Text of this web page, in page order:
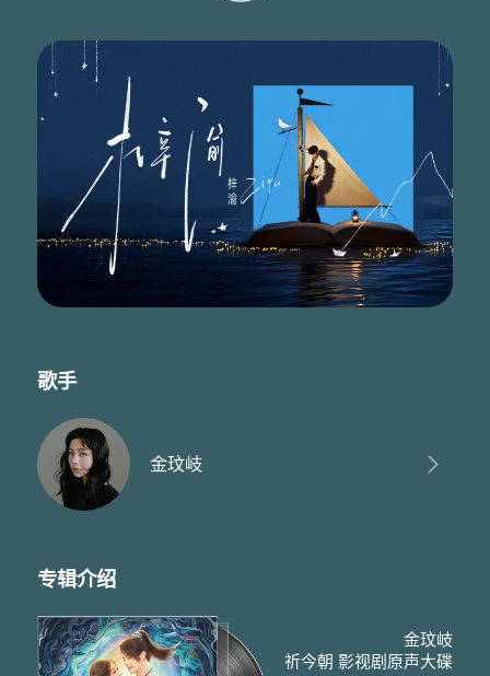
艺人统筹：姚慧佳/吴宇驰
项目统筹：花境艺
项目总监：宫尹琳
总监制：张洛铭
出品人：张洛铭/陆瑒/张娟
SP：银河方舟
悲风题序
雪落别离
不忍看你流窜泪迹
入骨连心怎剥离
不如将我薄命收去
镜花有影却无形
宛若那隐情如冰凌
无异于极刑
泪又怎忽暗忽明
以为的常青却在指缝凋零
连拥抱都生硬
若流水落花皆是命
就别论谁负了情
哼那句相思意
悲风题序
不忍看你流窜泪迹
入骨连心怎剥离
歌手
金玟岐
专辑介绍
金玟岐
祈今朝 影视剧原声大碟